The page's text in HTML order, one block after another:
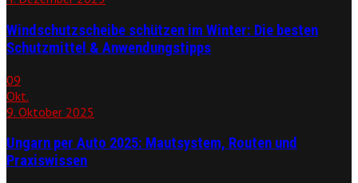
Windschutzscheibe schützen im Winter: Die besten
Schutzmittel & Anwendungstipps
09
Okt.
9. Oktober 2025
Ungarn per Auto 2025: Mautsystem, Routen und
Praxiswissen